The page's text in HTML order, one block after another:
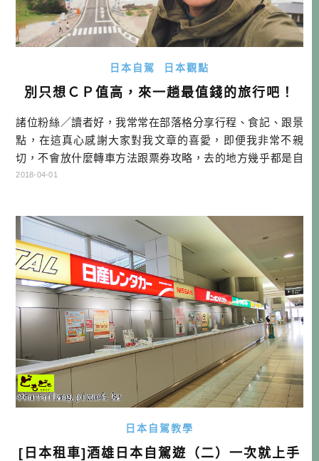
日本自駕 日本觀點
別只想ＣＰ值高，來一趟最值錢的旅行吧！
諸位粉絲／讀者好，我常常在部落格分享行程、食記、跟景
點，在這真心感謝大家對我文章的喜愛，即便我非常不親
切，不會放什麼轉車方法跟票券攻略，去的地方幾乎都是自
駕才去得了等等。 CP值是什麼?可以吃嗎? 因為我自己根本
嘗好的（倒不一定是貴的），想去自己想去的地方，省錢跟
減肥都是回家再想的事情啊！ […]…
2018-04-01
日本自駕教學
[日本租車]酒雄日本自駕遊（二）一次就上手